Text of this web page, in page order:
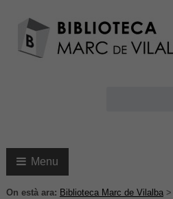
Menu
On està ara: Biblioteca Marc de Vilalba>